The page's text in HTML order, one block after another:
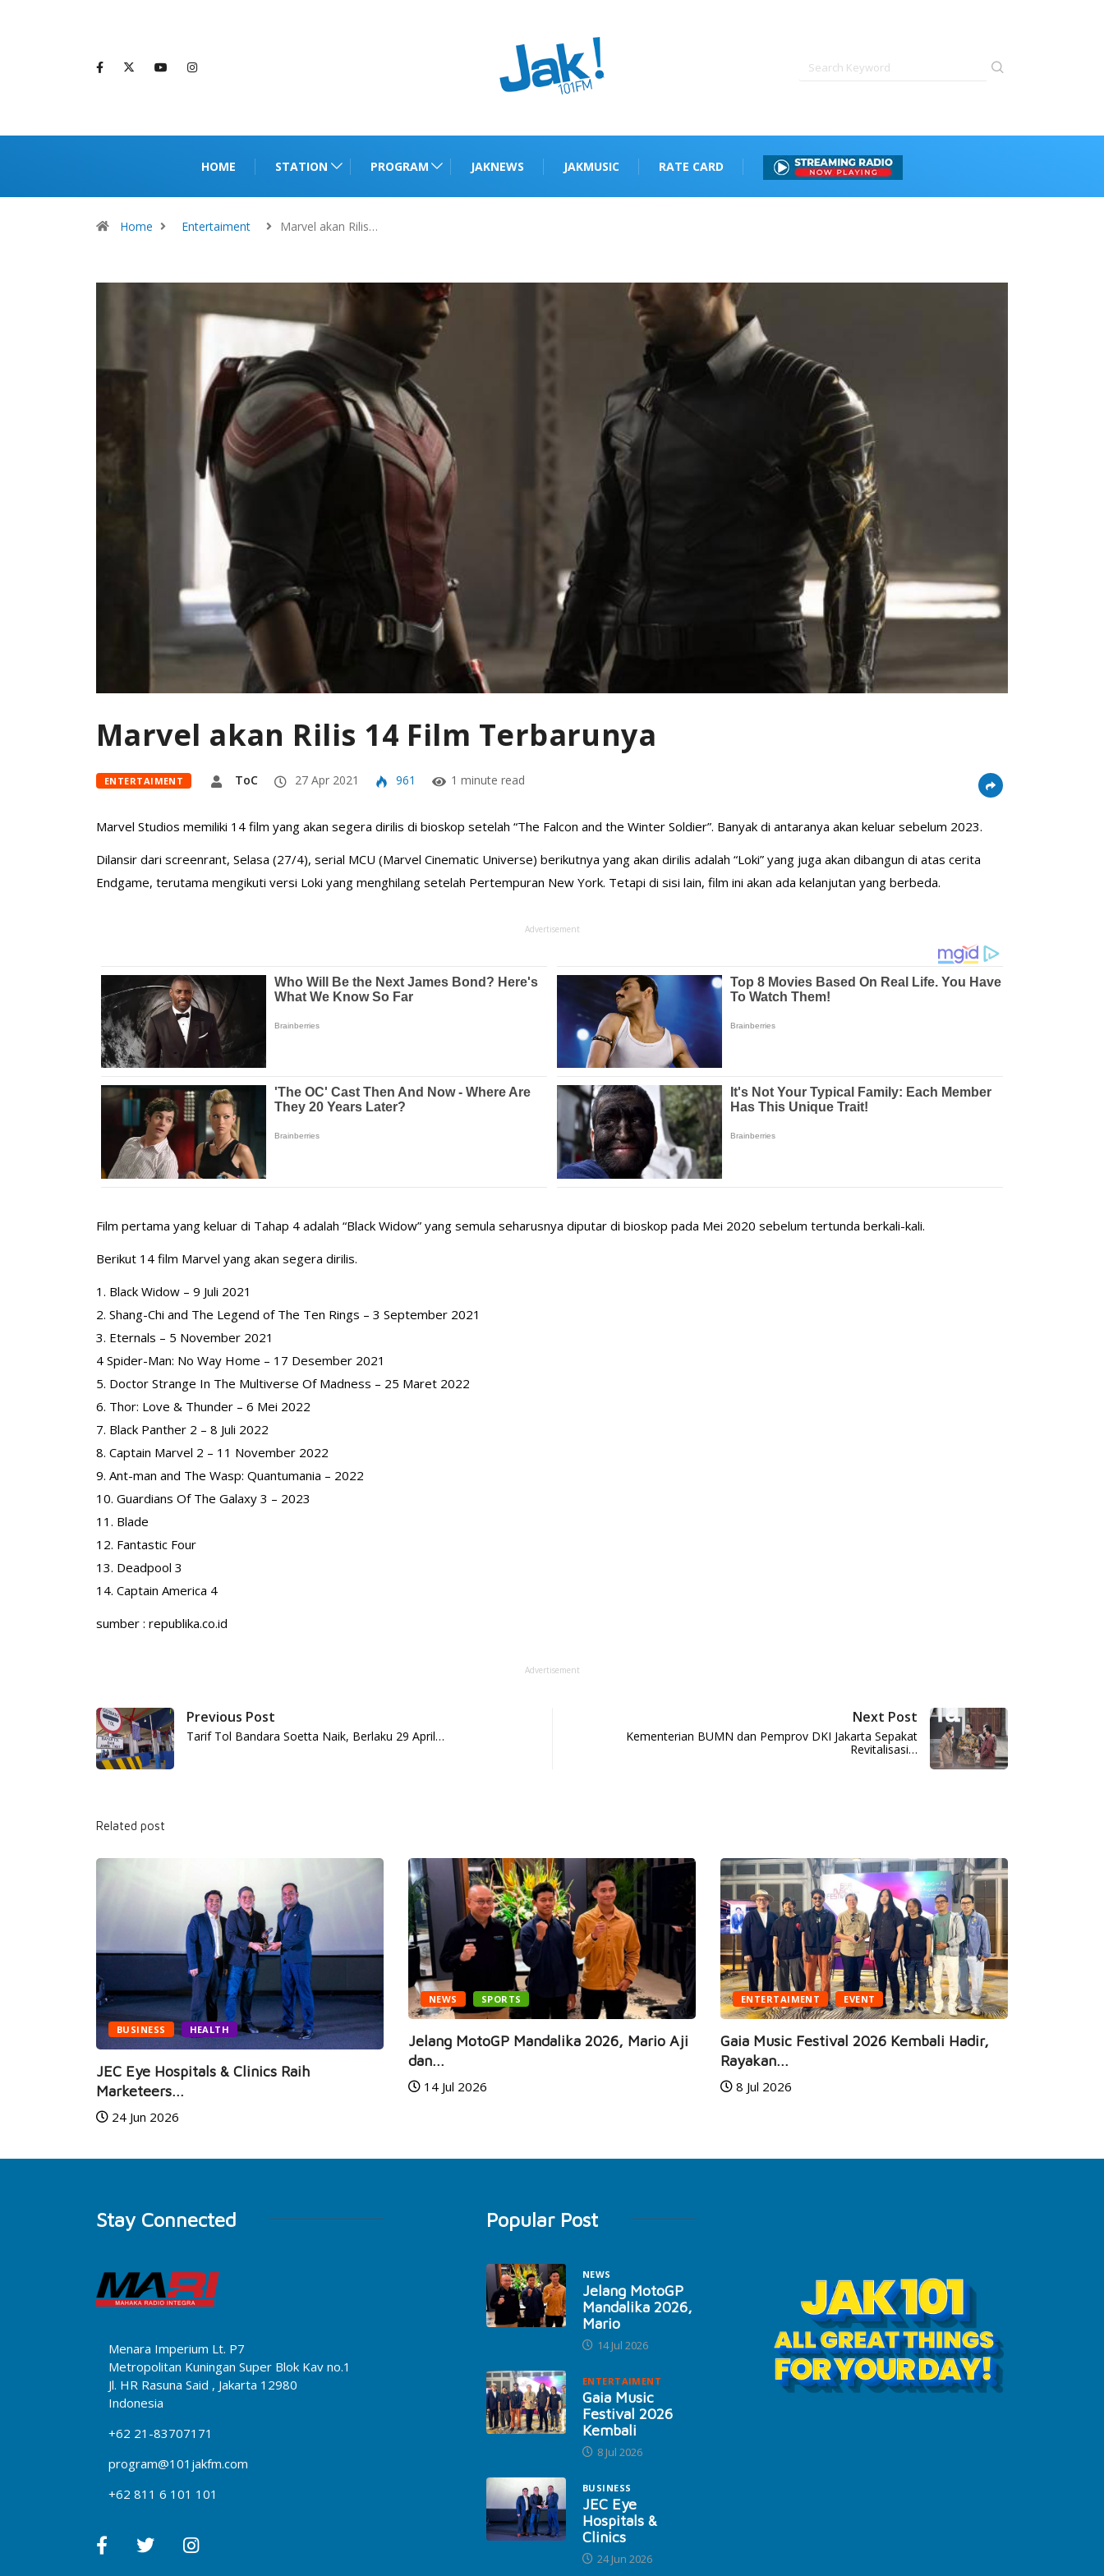
HOME STATION PROGRAM JAKNEWS JAKMUSIC RATE CARD
Home Entertaiment Marvel akan Rilis…
Marvel akan Rilis 14 Film Terbarunya
ENTERTAIMENT ToC 27 Apr 2021 961 1 minute read
Marvel Studios memiliki 14 film yang akan segera dirilis di bioskop setelah “The Falcon and the Winter Soldier”. Banyak di antaranya akan keluar sebelum 2023.
Dilansir dari screenrant, Selasa (27/4), serial MCU (Marvel Cinematic Universe) berikutnya yang akan dirilis adalah “Loki” yang juga akan dibangun di atas cerita
Endgame, terutama mengikuti versi Loki yang menghilang setelah Pertempuran New York. Tetapi di sisi lain, film ini akan ada kelanjutan yang berbeda.
Advertisement
Film pertama yang keluar di Tahap 4 adalah “Black Widow” yang semula seharusnya diputar di bioskop pada Mei 2020 sebelum tertunda berkali-kali.
Berikut 14 film Marvel yang akan segera dirilis.
1. Black Widow – 9 Juli 2021
2. Shang-Chi and The Legend of The Ten Rings – 3 September 2021
3. Eternals – 5 November 2021
4 Spider-Man: No Way Home – 17 Desember 2021
5. Doctor Strange In The Multiverse Of Madness – 25 Maret 2022
6. Thor: Love & Thunder – 6 Mei 2022
7. Black Panther 2 – 8 Juli 2022
8. Captain Marvel 2 – 11 November 2022
9. Ant-man and The Wasp: Quantumania – 2022
10. Guardians Of The Galaxy 3 – 2023
11. Blade
12. Fantastic Four
13. Deadpool 3
14. Captain America 4
sumber : republika.co.id
Advertisement
Previous Post
Tarif Tol Bandara Soetta Naik, Berlaku 29 April…
Next Post
Kementerian BUMN dan Pemprov DKI Jakarta Sepakat
Revitalisasi…
Related post
BUSINESS HEALTH
JEC Eye Hospitals & Clinics Raih
Marketeers...
24 Jun 2026
NEWS SPORTS
Jelang MotoGP Mandalika 2026, Mario Aji
dan...
14 Jul 2026
ENTERTAIMENT EVENT
Gaia Music Festival 2026 Kembali Hadir,
Rayakan...
8 Jul 2026
Stay Connected
Menara Imperium Lt. P7
Metropolitan Kuningan Super Blok Kav no.1
Jl. HR Rasuna Said , Jakarta 12980
Indonesia
+62 21-83707171
program@101jakfm.com
+62 811 6 101 101
Popular Post
NEWS
Jelang MotoGP
Mandalika 2026,
Mario
14 Jul 2026
ENTERTAIMENT
Gaia Music
Festival 2026
Kembali
8 Jul 2026
BUSINESS
JEC Eye
Hospitals &
Clinics
24 Jun 2026